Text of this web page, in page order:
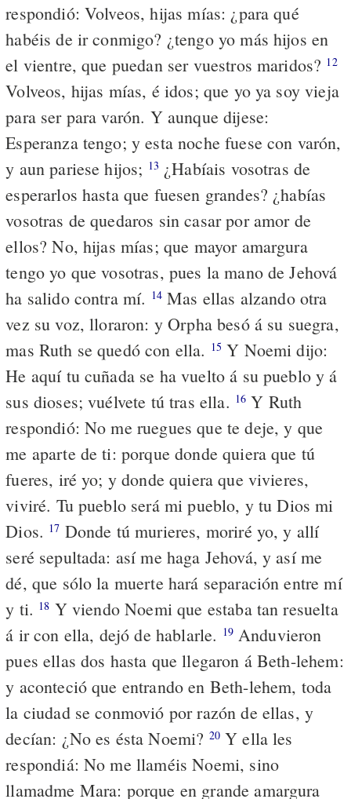
respondió: Volveos, hijas mías: ¿para qué
habéis de ir conmigo? ¿tengo yo más hijos en
el vientre, que puedan ser vuestros maridos? 12
Volveos, hijas mías, é idos; que yo ya soy vieja
para ser para varón. Y aunque dijese:
Esperanza tengo; y esta noche fuese con varón,
y aun pariese hijos; 13 ¿Habíais vosotras de
esperarlos hasta que fuesen grandes? ¿habías
vosotras de quedaros sin casar por amor de
ellos? No, hijas mías; que mayor amargura
tengo yo que vosotras, pues la mano de Jehová
ha salido contra mí. 14Mas ellas alzando otra
vez su voz, lloraron: y Orpha besó á su suegra,
mas Ruth se quedó con ella. 15 Y Noemi dijo:
He aquí tu cuñada se ha vuelto á su pueblo y á
sus dioses; vuélvete tú tras ella. 16 Y Ruth
respondió: No me ruegues que te deje, y que
me aparte de ti: porque donde quiera que tú
fueres, iré yo; y donde quiera que vivieres,
viviré. Tu pueblo será mi pueblo, y tu Dios mi
Dios. 17 Donde tú murieres, moriré yo, y allí
seré sepultada: así me haga Jehová, y así me
dé, que sólo la muerte hará separación entre mí
y ti. 18 Y viendo Noemi que estaba tan resuelta
á ir con ella, dejó de hablarle. 19Anduvieron
pues ellas dos hasta que llegaron á Beth-lehem:
y aconteció que entrando en Beth-lehem, toda
la ciudad se conmovió por razón de ellas, y
decían: ¿No es ésta Noemi? 20Y ella les
respondiá: No me llaméis Noemi, sino
llamadme Mara: porque en grande amargura